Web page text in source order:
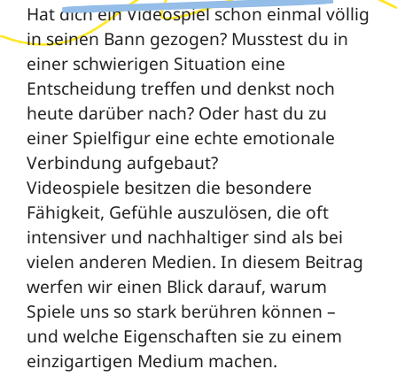
Hat dich ein Videospiel schon einmal völlig
in seinen Bann gezogen? Musstest du in
einer schwierigen Situation eine
Entscheidung treffen und denkst noch
heute darüber nach? Oder hast du zu
einer Spielfigur eine echte emotionale
Verbindung aufgebaut?
Videospiele besitzen die besondere
Fähigkeit, Gefühle auszulösen, die oft
intensiver und nachhaltiger sind als bei
vielen anderen Medien. In diesem Beitrag
werfen wir einen Blick darauf, warum
Spiele uns so stark berühren können –
und welche Eigenschaften sie zu einem
einzigartigen Medium machen.